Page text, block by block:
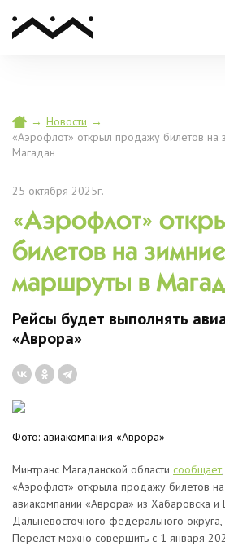
→ Новости →
«Аэрофлот» открыл продажу билетов на
Магадан
25 октября 2025г.
«Аэрофлот»
билетов на зимние
маршруты в
Рейсы будет выполнять
«Аврора»
Фото: авиакомпания «Аврора»
Минтранс Магаданской области сообщает
«Аэрофлот» открыла продажу билетов
авиакомпании «Аврора» из Хабаровска и
Дальневосточного федерального округа,
Перелет можно совершить с 1 января